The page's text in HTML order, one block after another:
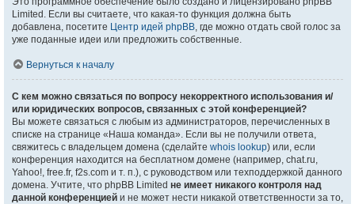
Limited. Если вы считаете, что какая-то функция должна быть
добавлена, посетите Центр идей phpBB, где можно отдать свой голос за
уже поданные идеи или предложить собственные.
Вернуться к началу
С кем можно связаться по вопросу некорректного использования и/
или юридических вопросов, связанных с этой конференцией?
Вы можете связаться с любым из администраторов, перечисленных в
списке на странице «Наша команда». Если вы не получили ответа,
свяжитесь с владельцем домена (сделайте whois lookup) или, если
конференция находится на бесплатном домене (например, chat.ru,
Yahoo!, free.fr, f2s.com и т. п.), с руководством или техподдержкой данного
домена. Учтите, что phpBB Limited не имеет никакого контроля над
данной конференцией и не может нести никакой ответственности за то,